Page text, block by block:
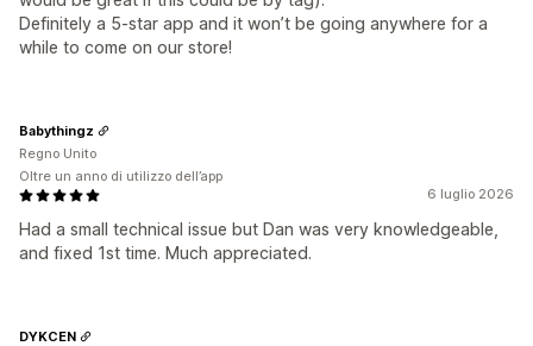
Definitely a 5-star app and it won’t be going anywhere for a
while to come on our store!
6 luglio 2026
Had a small technical issue but Dan was very knowledgeable,
and fixed 1st time. Much appreciated.
Babythingz
Regno Unito
Oltre un anno di utilizzo dell’app
DYKCEN